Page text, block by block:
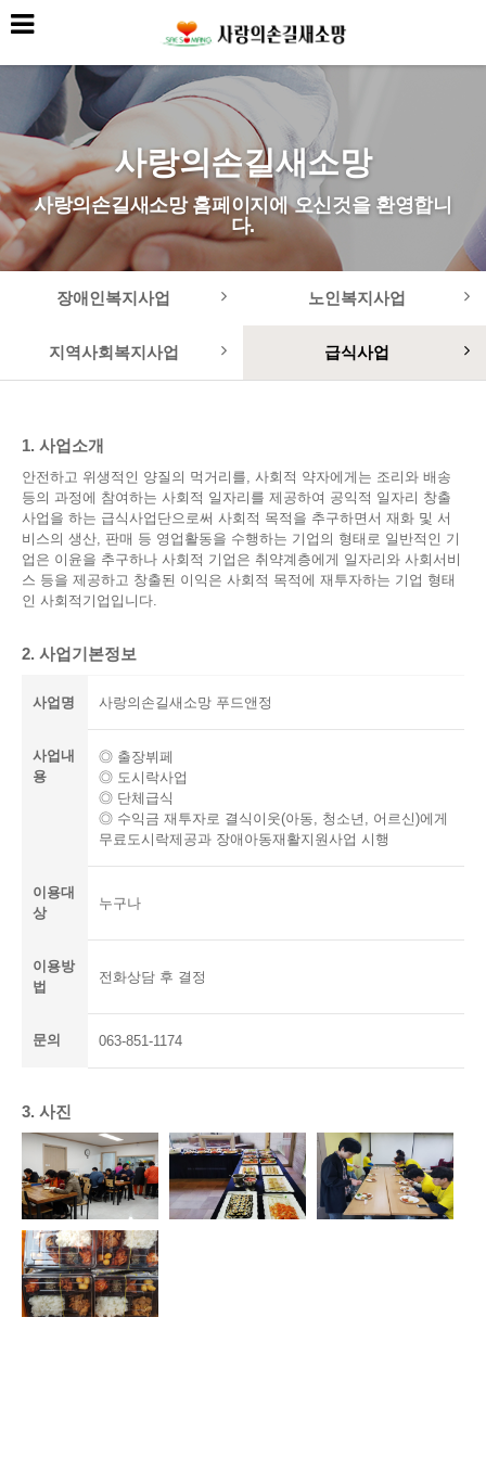
사랑의손길새소망
사랑의손길새소망 홈페이지에 오신것을 환영합니
다.
장애인복지사업 노인복지사업
지역사회복지사업 급식사업
1. 사업소개
안전하고 위생적인 양질의 먹거리를, 사회적 약자에게는 조리와 배송
등의 과정에 참여하는 사회적 일자리를 제공하여 공익적 일자리 창출
사업을 하는 급식사업단으로써 사회적 목적을 추구하면서 재화 및 서
비스의 생산, 판매 등 영업활동을 수행하는 기업의 형태로 일반적인 기
업은 이윤을 추구하나 사회적 기업은 취약계층에게 일자리와 사회서비
스 등을 제공하고 창출된 이익은 사회적 목적에 재투자하는 기업 형태
인 사회적기업입니다.
2. 사업기본정보
사업명 사랑의손길새소망 푸드앤정
사업내
용
◎ 출장뷔페
◎ 도시락사업
◎ 단체급식
◎ 수익금 재투자로 결식이웃(아동, 청소년, 어르신)에게
무료도시락제공과 장애아동재활지원사업 시행
이용대
상
누구나
이용방
법
전화상담 후 결정
문의 063-851-1174
3. 사진